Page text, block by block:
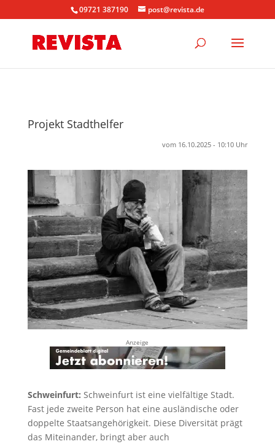
09721 387190 post@revista.de
Projekt Stadthelfer
vom 16.10.2025 - 10:10 Uhr
Anzeige
Schweinfurt: Schweinfurt ist eine vielfältige Stadt.
Fast jede zweite Person hat eine ausländische oder
doppelte Staatsangehörigkeit. Diese Diversität prägt
das Miteinander, bringt aber auch